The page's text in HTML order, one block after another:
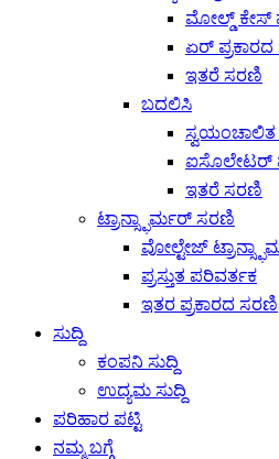
ಮೋಲ್ಡ್ ಕೇಸ್
ಏರ್
ಇತರೆ ಸರಣಿ
ಬದಲಿಸಿ
ಸ್ವಯಂಚಾಲಿತ
ಐಸೊಲೇಟರ್
ಇತರೆ ಸರಣಿ
ಟ್ರಾನ್ಸ್ಫಾರ್ಮರ್ ಸರಣಿ
ವೋಲ್ಟೇಜ್
ಪ್ರಸ್ತುತ ಪರಿವರ್ತಕ
ಇತರ ಪ್ರಕಾರದ ಸರಣಿ
ಸುದ್ದಿ
ಕಂಪನಿ ಸುದ್ದಿ
ಉದ್ಯಮ ಸುದ್ದಿ
ಪರಿಹಾರ ಪಟ್ಟಿ
ನಮ್ಮ ಬಗ್ಗೆ